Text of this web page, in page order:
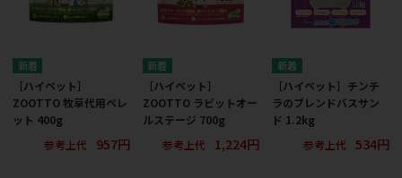
［ハイペット］
ZOOTTO 牧草代用ペレ
ット 400g
参考上代
957円
［ハイペット］
ZOOTTO ラビットオー
ルステージ 700g
参考上代
1,224円
［ハイペット］チンチ
ラのブレンドバスサン
ド 1.2kg
参考上代
534円